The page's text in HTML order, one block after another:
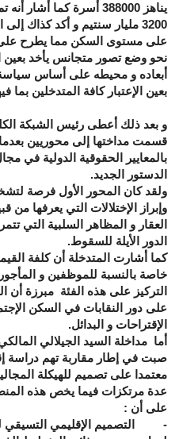
يناهز 388000 أسرة كما
3200 مليار سنتيم و أكد كذاك
على مستوى السكن مما يطرح على
نحو وضع تصور متجانس يأخد بعين
أبعاده و محيطه على أساس
بعين الإعتبار كافة المتدخلين بما
و بعد ذلك أعطى رئيس الشبكة
قسمت مداختها إلى محوريين
بالمعايير الحقوقية الدولية في
الدستور الجديد.
ولقد كان المحور الأول فرصة
وإبراز الإختلالات التي يعرفها من
العقار و المظاهر السلبية التي
الدور الأيلة للسقوط.
كما أشارت المتدخلة أن كلفة
خاصة بالنسبة للموظفين و
على دور النقابات في السكن
الإقتراحات و البدائل.
أما مداخلة السيد الجيلالي
صبت في إطار مقاربة تهم دراسة
معتمدا على تصميم للهيكلة
عدة مرتكزات فيما يخص هذه
على أن :
- التصميم الإقليمي التسيقي